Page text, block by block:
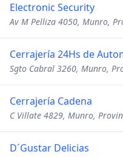
Electronic Security
Av M Pelliza 4050, Munro,
Sgto Cabral 3260, Munro,
Cerrajería Cadena
C Villate 4829, Munro,
D´Gustar Delicias